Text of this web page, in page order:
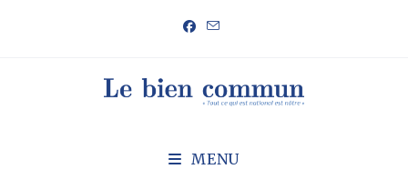
MENU